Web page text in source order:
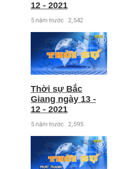
12 - 2021
5 năm trước 2,542
Thời sự Bắc
Giang ngày 13 -
12 - 2021
5 năm trước 2,595